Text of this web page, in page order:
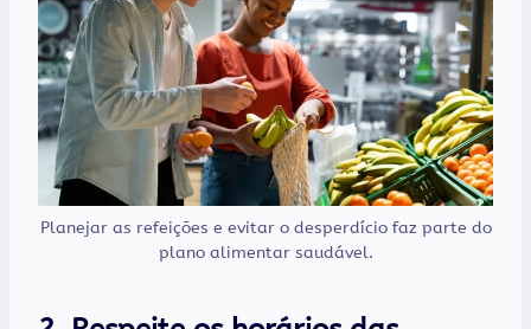
Planejar as refeições e evitar o desperdício faz parte do
plano alimentar saudável.